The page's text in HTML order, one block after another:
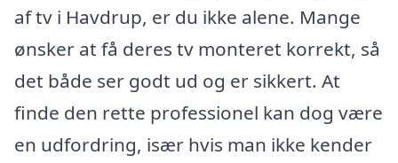
af tv i Havdrup, er du ikke alene. Mange
ønsker at få deres tv monteret korrekt, så
det både ser godt ud og er sikkert. At
finde den rette professionel kan dog være
en udfordring, især hvis man ikke kender